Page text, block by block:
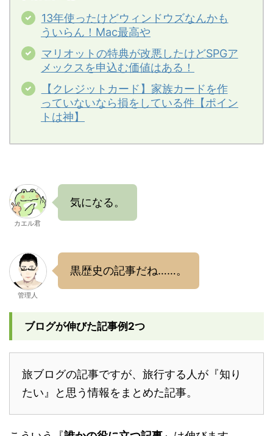
13年使ったけどウィンドウズなんかも
ういらん！Mac最高や
マリオットの特典が改悪したけどSPGア
メックスを申込む価値はある！
【クレジットカード】家族カードを作
っていないなら損をしている件【ポイン
トは神】
カエル君
気になる。
管理人
黒歴史の記事だね……。
ブログが伸びた記事例2つ
旅ブログの記事ですが、旅行する人が『知り
たい』と思う情報をまとめた記事。